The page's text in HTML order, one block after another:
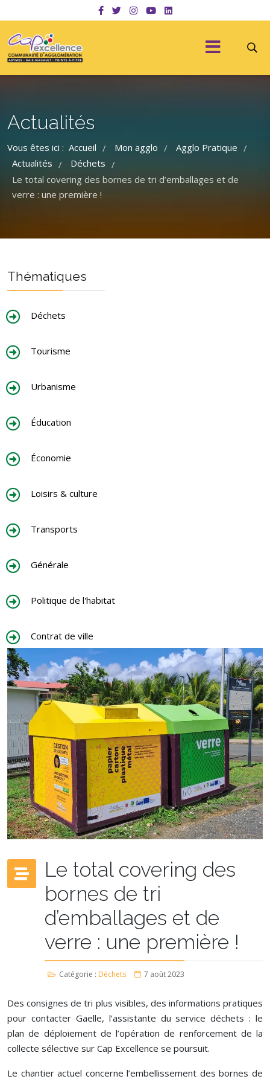
Actualités
Vous êtes ici : Accueil / Mon agglo / Agglo Pratique /
Actualités / Déchets /
Le total covering des bornes de tri d’emballages et de
verre : une première !
Thématiques
Déchets
Tourisme
Urbanisme
Éducation
Économie
Loisirs & culture
Transports
Générale
Politique de l'habitat
Contrat de ville
Le total covering des
bornes de tri
d’emballages et de
verre : une première !
Catégorie : Déchets 7 août 2023
Des consignes de tri plus visibles, des informations pratiques
pour contacter Gaelle, l’assistante du service déchets : le
plan de déploiement de l’opération de renforcement de la
collecte sélective sur Cap Excellence se poursuit.
Le chantier actuel concerne l’embellissement des bornes de